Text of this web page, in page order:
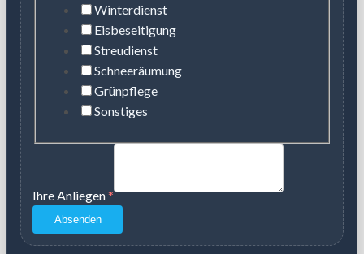
Winterdienst
Eisbeseitigung
Streudienst
Schneeräumung
Grünpflege
Sonstiges
Ihre Anliegen*
Absenden